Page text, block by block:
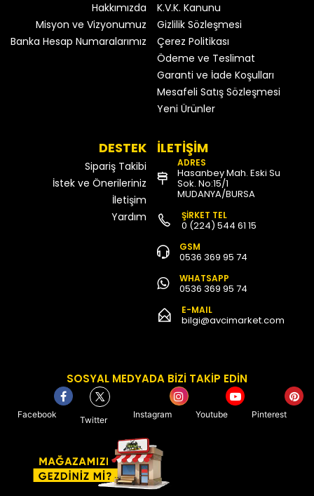
Hakkımızda
Misyon ve Vizyonumuz
Banka Hesap Numaralarımız
K.V.K. Kanunu
Gizlilik Sözleşmesi
Çerez Politikası
Ödeme ve Teslimat
Garanti ve İade Koşulları
Mesafeli Satış Sözleşmesi
Yeni Ürünler
DESTEK
Sipariş Takibi
İstek ve Önerileriniz
İletişim
Yardım
İLETİŞİM
ADRES
Hasanbey Mah. Eski Su
Sok. No:15/1
MUDANYA/BURSA
ŞİRKET TEL
0 (224) 544 61 15
GSM
0536 369 95 74
WHATSAPP
0536 369 95 74
E-MAIL
bilgi@avcimarket.com
SOSYAL MEDYADA BİZİ TAKİP EDİN
Facebook
Twitter
Instagram Youtube Pinterest